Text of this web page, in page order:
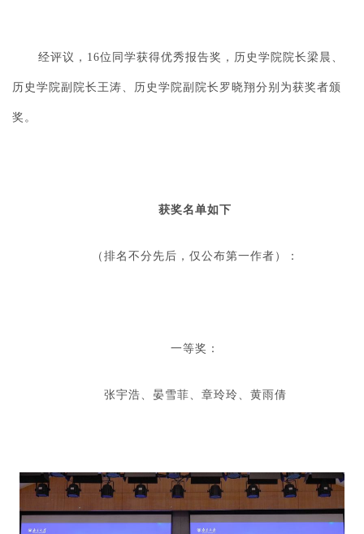
经评议，16位同学获得优秀报告奖，历史学院院长梁晨、
历史学院副院长王涛、历史学院副院长罗晓翔分别为获奖者颁
奖。
获奖名单如下
（排名不分先后，仅公布第一作者）：
一等奖：
张宇浩、晏雪菲、章玲玲、黄雨倩